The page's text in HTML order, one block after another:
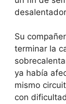
Su
terminar la
ya había
mismo
con